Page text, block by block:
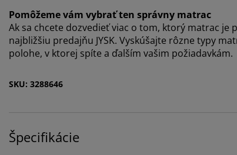
Pomôžeme vám vybrať ten správny matrac
Ak sa chcete dozvedieť viac o tom, ktorý matrac
najbližšiu predajňu JYSK. Vyskúšajte rôzne typy
polohe, v ktorej spíte a ďalším vašim požiadavkám.
SKU: 3288646
Špecifikácie